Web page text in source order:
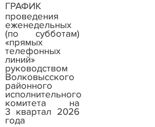
ГРАФИК
проведения
еженедельных
(по субботам)
«прямых
телефонных
линий»
руководством
Волковысского
районного
исполнительного
комитета на
3 квартал 2026
года